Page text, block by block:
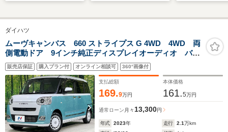
メラ・ETC・シートヒ
ーター・LEDヘッドラ
イト・電動スライドド
ア
クカメラ ETC シー
軽減ブレーキ 横滑り
防止装置
Bluetooth スマート
キー プッシュスター
ト
レコーダー
プレーヤー オ
チックハイビ
ダイハツ
ムーヴキャンバス 660 ストライプス G 4WD 4WD 両
側電動ドア 9インチ純正ディスプレイオーディオ バッ
クカメラ スマートアシスト 禁煙車 コーナーセンサ
ー スマートキー LEDヘッド ETC オートライト
オートエアコン Bluetooth
販売店保証 購入プラン付 オンライン相談可 360°画像付
支払総額
169.9万円
本体価格
161.5万円
通常ローン 月々 13,300円
年式 2023年 走行 2.1万km